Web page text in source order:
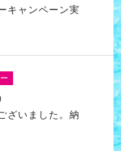
キャンペーン実
ざいました。納